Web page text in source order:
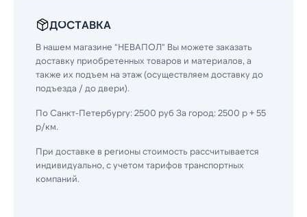
ДОСТАВКА
В нашем магазине "НЕВАПОЛ" Вы можете заказать
доставку приобретенных товаров и материалов, а
также их подъем на этаж (осуществляем доставку до
подъезда / до двери).
По Санкт-Петербургу: 2500 руб За город: 2500 р + 55
р/км.
При доставке в регионы стоимость рассчитывается
индивидуально, с учетом тарифов транспортных
компаний.